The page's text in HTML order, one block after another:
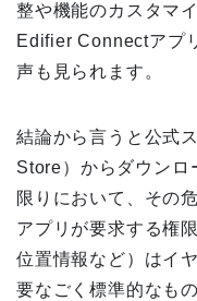
整や機能のカスタマ
Edifier Connectアプ
声も見られます。
結論から言うと公式
Store）からダウンロ
限りにおいて、その
アプリが要求する権
位置情報など）はイ
要なごく標準的なもの